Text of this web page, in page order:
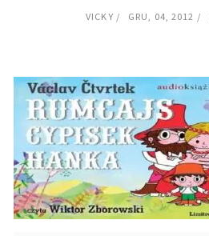
VICKY GRU, 04, 2012